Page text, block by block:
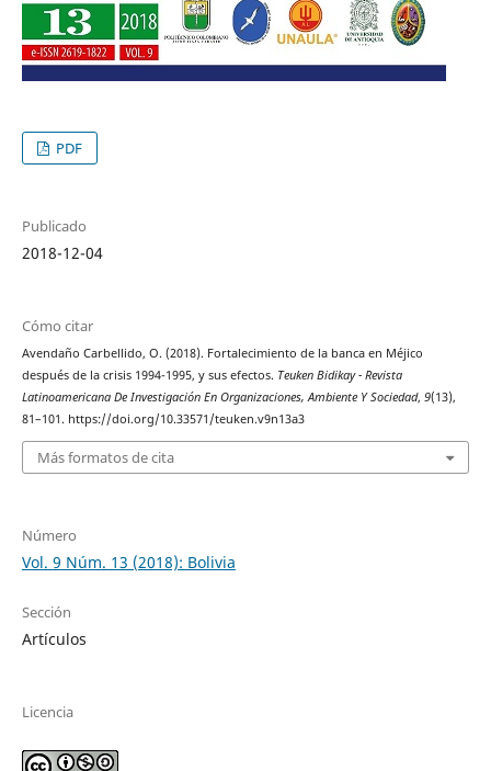
PDF
Publicado
2018-12-04
Cómo citar
Avendaño Carbellido, O. (2018). Fortalecimiento de la banca en Méjico
después de la crisis 1994-1995, y sus efectos. Teuken Bidikay - Revista
Latinoamericana De Investigación En Organizaciones, Ambiente Y Sociedad, 9(13),
81–101. https://doi.org/10.33571/teuken.v9n13a3
Más formatos de cita
Número
Vol. 9 Núm. 13 (2018): Bolivia
Sección
Artículos
Licencia